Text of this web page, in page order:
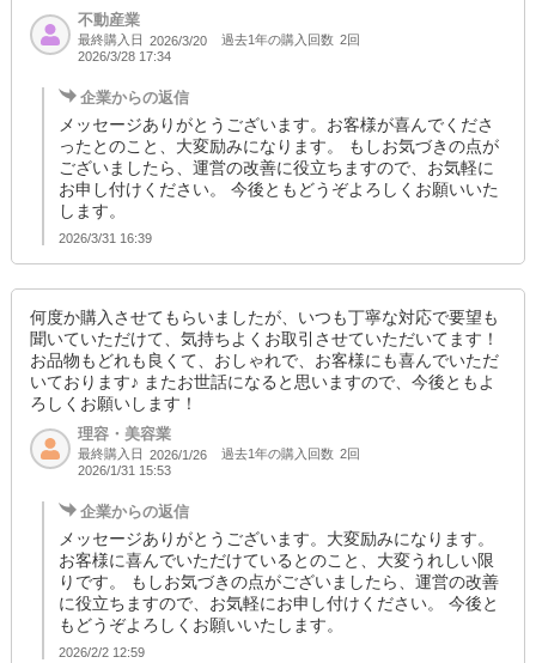
不動産業
最終購入日 2026/3/20 過去1年の購入回数 2回
2026/3/28 17:34
企業からの返信
メッセージありがとうございます。お客様が喜んでくださ
ったとのこと、大変励みになります。 もしお気づきの点が
ございましたら、運営の改善に役立ちますので、お気軽に
お申し付けください。 今後ともどうぞよろしくお願いいた
します。
2026/3/31 16:39
何度か購入させてもらいましたが、いつも丁寧な対応で要望も
聞いていただけて、気持ちよくお取引させていただいてます！
お品物もどれも良くて、おしゃれで、お客様にも喜んでいただ
いております♪ またお世話になると思いますので、今後ともよ
ろしくお願いします！
理容・美容業
最終購入日 2026/1/26 過去1年の購入回数 2回
2026/1/31 15:53
企業からの返信
メッセージありがとうございます。大変励みになります。
お客様に喜んでいただけているとのこと、大変うれしい限
りです。 もしお気づきの点がございましたら、運営の改善
に役立ちますので、お気軽にお申し付けください。 今後と
もどうぞよろしくお願いいたします。
2026/2/2 12:59